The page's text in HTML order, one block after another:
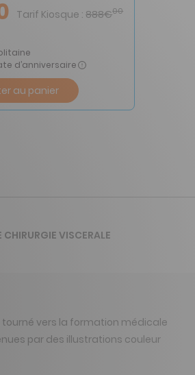
Tarif Kiosque : 888€00
d’anniversaire
au panier
tourné vers la formation médicale
par des illustrations couleur
CHIRURGIE VISCERALE